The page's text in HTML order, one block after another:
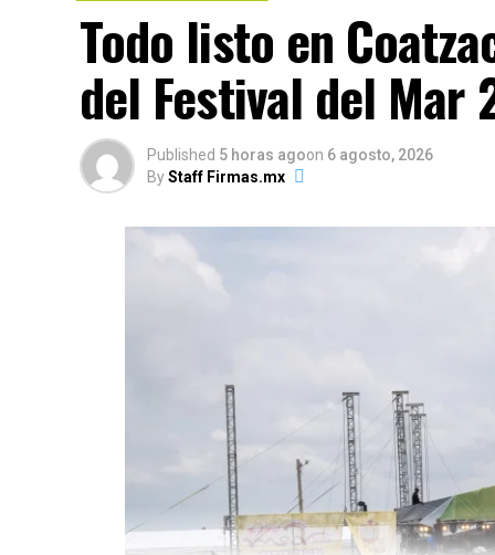
Todo listo en
del Festival del Mar
Published 5 horas agoon 6 agosto, 2026
ByStaff Firmas.mx